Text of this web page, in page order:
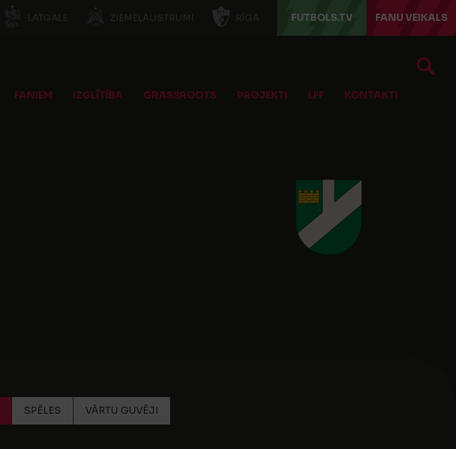
LATGALE ZIEMEĻAUSTRUMI RĪGA FUTBOLS.TV FANU VEIKALS
FANIEM IZGLĪTĪBA GRASSROOTS PROJEKTI LFF KONTAKTI
SPĒLES VĀRTU GUVĒJI